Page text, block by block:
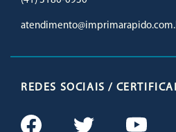
REDES SOCIAIS /